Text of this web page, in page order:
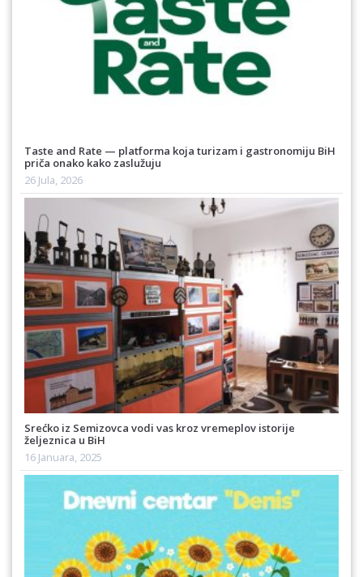
Taste and Rate — platforma koja turizam i gastronomiju BiH
priča onako kako zaslužuju
26 Jula, 2026
Srećko iz Semizovca vodi vas kroz vremeplov istorije
željeznica u BiH
16 Januara, 2025